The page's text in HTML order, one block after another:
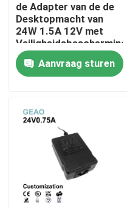
Huis
Producten
Over ons
Fabrieksreis
de Adapter van de de
Desktopmacht van
24W 1.5A 12V met
Veiligheidsbescherming
PSE
Aanvraag sturen